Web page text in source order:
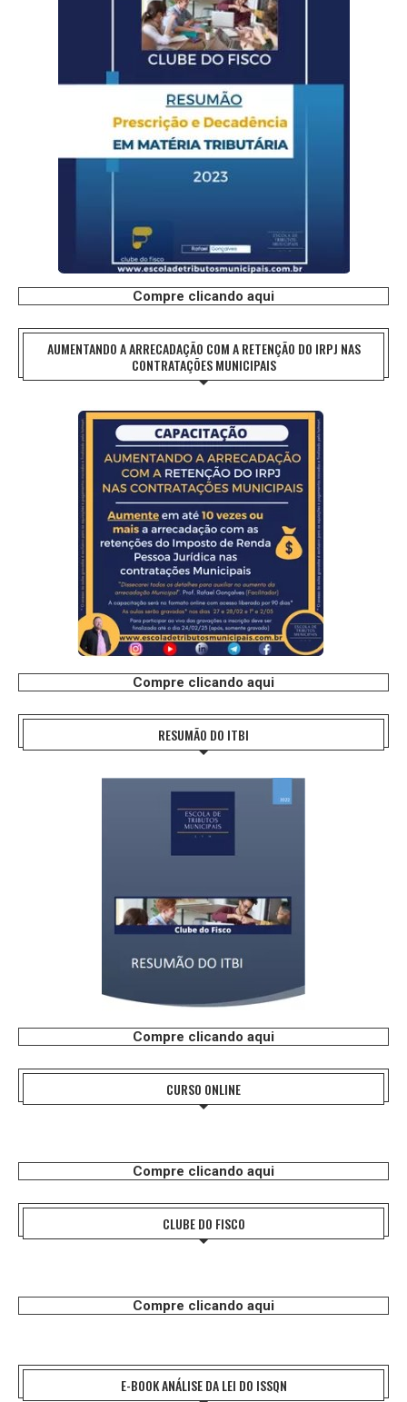
Compre clicando aqui
AUMENTANDO A ARRECADAÇÃO COM A RETENÇÃO DO IRPJ NAS
CONTRATAÇÕES MUNICIPAIS
Compre clicando aqui
RESUMÃO DO ITBI
Compre clicando aqui
CURSO ONLINE
Compre clicando aqui
CLUBE DO FISCO
Compre clicando aqui
E-BOOK ANÁLISE DA LEI DO ISSQN